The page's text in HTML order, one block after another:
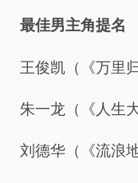
最佳男主角提名
王俊凯（《万里
朱一龙（《人生
刘德华（《流浪